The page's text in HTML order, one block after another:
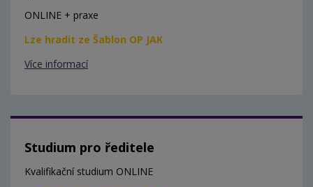
ONLINE + praxe
Lze hradit ze Šablon OP JAK
Více informací
Studium pro ředitele
Kvalifikační studium ONLINE